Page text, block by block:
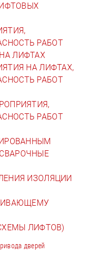
РАБОТ
ЛИФТАХ
НА ЛИФТАХ,
РАБОТ
РАБОТ
ИЗОЛЯЦИИ
ЛИФТОВ)
дверей